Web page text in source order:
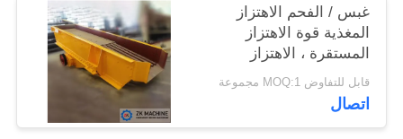
اطلب
اقتباس
خريطة
غبس / الفحم الاهتزاز
المغذية قوة الاهتزاز
المستقرة ، الاهتزاز
الكهرومغناطيسي المغذية
القوة العالية
قابل للتفاوض MOQ:1 مجموعة
اتصال